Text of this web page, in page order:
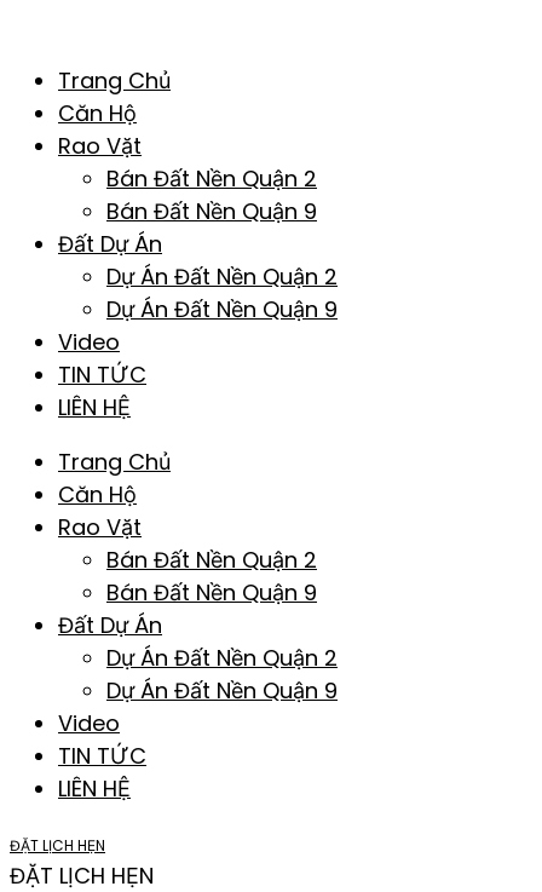
Trang Chủ
Căn Hộ
Rao Vặt
Bán Đất Nền Quận 2
Bán Đất Nền Quận 9
Đất Dự Án
Dự Án Đất Nền Quận 2
Dự Án Đất Nền Quận 9
Video
TIN TỨC
LIÊN HỆ
Trang Chủ
Căn Hộ
Rao Vặt
Bán Đất Nền Quận 2
Bán Đất Nền Quận 9
Đất Dự Án
Dự Án Đất Nền Quận 2
Dự Án Đất Nền Quận 9
Video
TIN TỨC
LIÊN HỆ
ĐẶT LỊCH HẸN
ĐẶT LỊCH HẸN